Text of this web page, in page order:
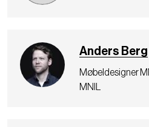
Anders Berg
Møbeldesigner
MNIL